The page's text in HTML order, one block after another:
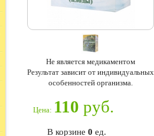
Не является медикаментом
Результат зависит от индивидуальных
особенностей организма.
Цена: 110 руб.
В корзине 0 ед.